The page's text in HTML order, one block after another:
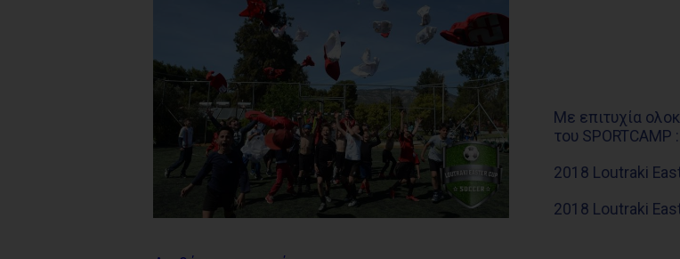
Με επιτυχία
του SPORTCAMP :
2018 Loutraki
2018 Loutraki